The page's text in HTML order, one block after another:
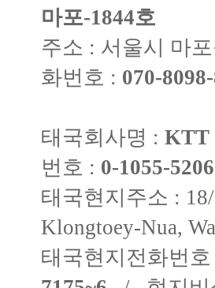
마포-1844호
주소 : 서울시 마
화번호 : 070-
태국회사명 : KTT
번호 : 0-1055-
태국현지주소 :
Klongtoey-Nua,
태국현지전화번